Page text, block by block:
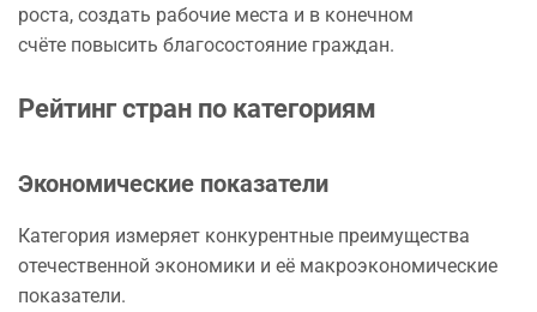
роста, создать рабочие места и в конечном
счёте повысить благосостояние граждан.
Рейтинг стран по категориям
Экономические показатели
Категория измеряет конкурентные преимущества
отечественной экономики и её макроэкономические
показатели.